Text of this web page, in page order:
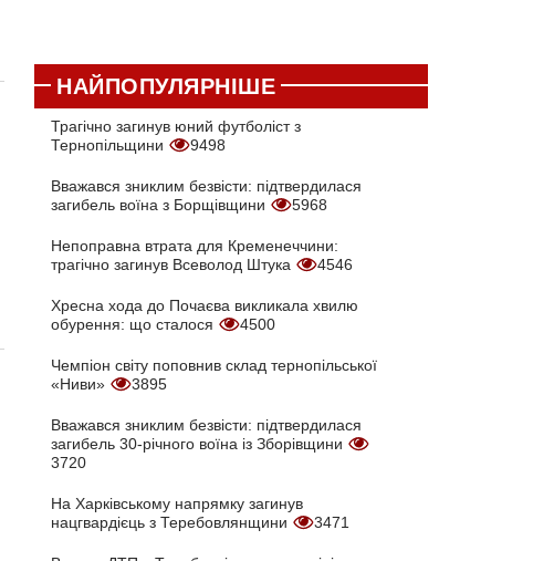
НАЙПОПУЛЯРНІШЕ
Трагічно загинув юний футболіст з
Тернопільщини
9498
Вважався зниклим безвісти: підтвердилася
загибель воїна з Борщівщини
5968
Непоправна втрата для Кременеччини:
трагічно загинув Всеволод Штука
4546
Хресна хода до Почаєва викликала хвилю
обурення: що сталося
4500
Чемпіон світу поповнив склад тернопільської
«Ниви»
3895
Вважався зниклим безвісти: підтвердилася
загибель 30-річного воїна із Зборівщини
3720
На Харківському напрямку загинув
нацгвардієць з Теребовлянщини
3471